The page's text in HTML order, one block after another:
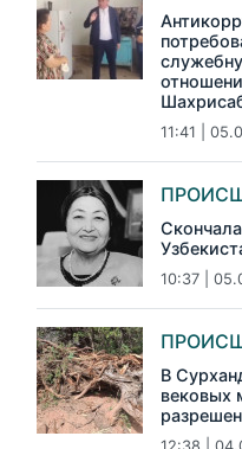
11:41 |
10:37 |
В
вековых